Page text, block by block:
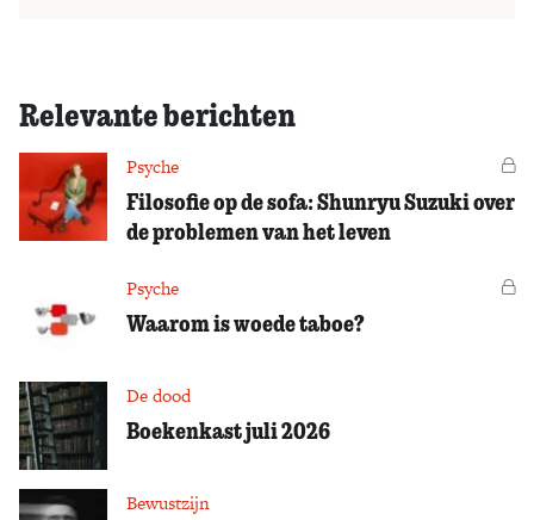
Relevante berichten
Psyche
Filosofie op de sofa: Shunryu Suzuki over
de problemen van het leven
Psyche
Waarom is woede taboe?
De dood
Boekenkast juli 2026
Bewustzijn